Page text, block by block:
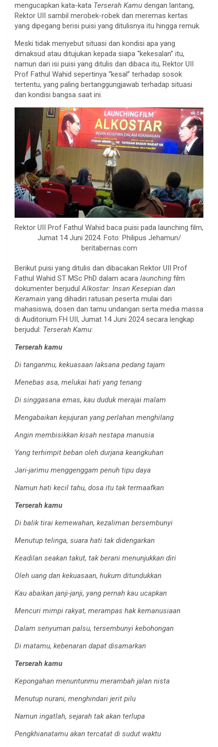
mengucapkan kata-kata Terserah Kamu dengan lantang,
Rektor UII sambil merobek-robek dan meremas kertas
yang dipegang berisi puisi yang ditulisnya itu hingga remuk.
Meski tidak menyebut situasi dan kondisi apa yang
dimaksud atau ditujukan kepada siapa “kekesalan” itu,
namun dari isi puisi yang ditulis dan dibaca itu, Rektor UII
Prof Fathul Wahid sepertinya “kesal” terhadap sosok
tertentu, yang paling bertanggungjawab terhadap situasi
dan kondisi bangsa saat ini.
Rektor UII Prof Fathul Wahid baca puisi pada launching film,
Jumat 14 Juni 2024. Foto: Philipus Jehamun/
beritabernas.com
Berikut puisi yang ditulis dan dibacakan Rektor UII Prof
Fathul Wahid ST MSc PhD dalam acara launching film
dokumenter berjudulAlkostar: Insan Kesepian dan
Keramain yang dihadiri ratusan peserta mulai dari
mahasiswa, dosen dan tamu undangan serta media massa
di Auditorium FH UII, Jumat 14 Juni 2024 secara lengkap
berjudul: Terserah Kamu:
Terserah kamu
Di tanganmu, kekuasaan laksana pedang tajam
Menebas asa, melukai hati yang tenang
Di singgasana emas, kau duduk merajai malam
Mengabaikan kejujuran yang perlahan menghilang
Angin membisikkan kisah nestapa manusia
Yang terhimpit beban oleh durjana keangkuhan
Jari-jarimu menggenggam penuh tipu daya
Namun hati kecil tahu, dosa itu tak termaafkan
Terserah kamu
Di balik tirai kemewahan, kezaliman bersembunyi
Menutup telinga, suara hati tak didengarkan
Keadilan seakan takut, tak berani menunjukkan diri
Oleh uang dan kekuasaan, hukum ditundukkan
Kau abaikan janji-janji, yang pernah kau ucapkan
Mencuri mimpi rakyat, merampas hak kemanusiaan
Dalam senyuman palsu, tersembunyi kebohongan
Di matamu, kebenaran dapat disamarkan
Terserah kamu
Kepongahan menuntunmu merambah jalan nista
Menutup nurani, menghindari jerit pilu
Namun ingatlah, sejarah tak akan terlupa
Pengkhianatamu akan tercatat di sudut waktu